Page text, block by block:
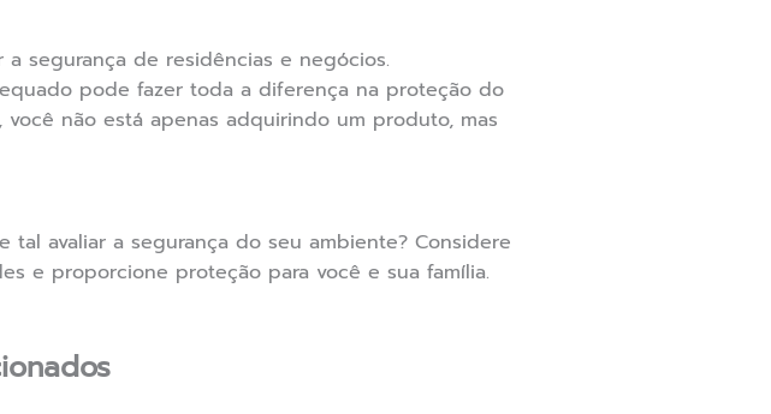
segurança de residências e negócios.
pode fazer toda a diferença na proteção do
não está apenas adquirindo um produto, mas
avaliar a segurança do seu ambiente? Considere
e proporcione proteção para você e sua família.